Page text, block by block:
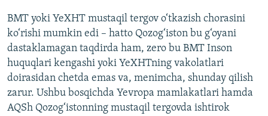
BMT yoki YeXHT mustaqil tergov o‘tkazish chorasini
ko‘rishi mumkin edi – hatto Qozog‘iston bu g‘oyani
dastaklamagan taqdirda ham, zero bu BMT Inson
huquqlari kengashi yoki YeXHTning vakolatlari
doirasidan chetda emas va, menimcha, shunday qilish
zarur. Ushbu bosqichda Yevropa mamlakatlari hamda
AQSh Qozog‘istonning mustaqil tergovda ishtirok